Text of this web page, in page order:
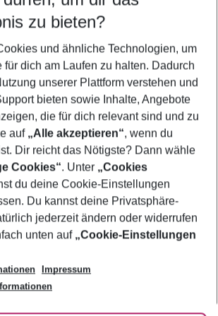
5-8 Nächte
Keine Kinder
Mehr Filter anzeigen
ändern
zu bieten?
und ähnliche Technologien, um
für dich am Laufen zu halten. Dadurch
unserer Plattform verstehen und
bieten sowie Inhalte, Angebote
die für dich relevant sind und zu
auf „Alle akzeptieren“, wenn du
Dir reicht das Nötigste? Dann wähle
Cookies“. Unter „Cookies
du deine Cookie-Einstellungen
Du kannst deine Privatsphäre-
jederzeit ändern oder widerrufen
unten auf „Cookie-Einstellungen
Impressum